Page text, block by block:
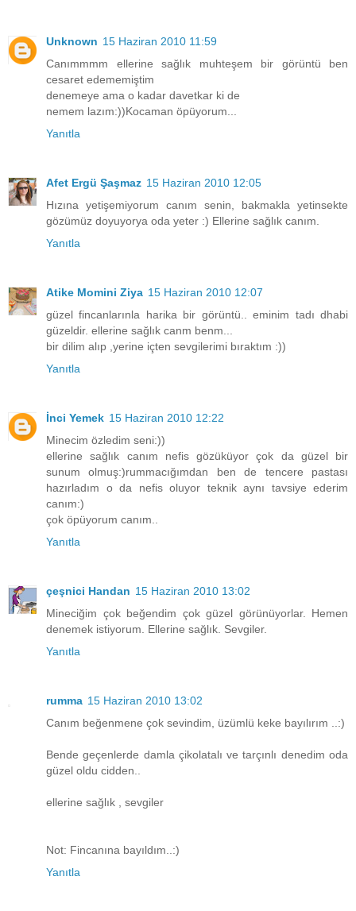
Unknown 15 Haziran 2010 11:59
Canımmmm ellerine sağlık muhteşem bir görüntü ben
cesaret edememiştim
denemeye ama o kadar davetkar ki de
nemem lazım:))Kocaman öpüyorum...
Yanıtla
Afet Ergü Şaşmaz 15 Haziran 2010 12:05
Hızına yetişemiyorum canım senin, bakmakla yetinsekte
gözümüz doyuyorya oda yeter :) Ellerine sağlık canım.
Yanıtla
Atike Momini Ziya 15 Haziran 2010 12:07
güzel fincanlarınla harika bir görüntü.. eminim tadı dhabi
güzeldir. ellerine sağlık canm benm...
bir dilim alıp ,yerine içten sevgilerimi bıraktım :))
Yanıtla
İnci Yemek 15 Haziran 2010 12:22
Minecim özledim seni:))
ellerine sağlık canım nefis gözüküyor çok da güzel bir
sunum olmuş:)rummacığımdan ben de tencere pastası
hazırladım o da nefis oluyor teknik aynı tavsiye ederim
canım:)
çok öpüyorum canım..
Yanıtla
çeşnici Handan 15 Haziran 2010 13:02
Mineciğim çok beğendim çok güzel görünüyorlar. Hemen
denemek istiyorum. Ellerine sağlık. Sevgiler.
Yanıtla
rumma 15 Haziran 2010 13:02
Canım beğenmene çok sevindim, üzümlü keke bayılırım ..:)
Bende geçenlerde damla çikolatalı ve tarçınlı denedim oda
güzel oldu cidden..
ellerine sağlık , sevgiler
Not: Fincanına bayıldım..:)
Yanıtla